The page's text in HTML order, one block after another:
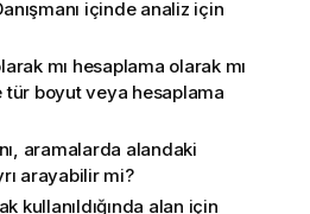
içinde analiz için
mı hesaplama olarak mı
tür boyut veya hesaplama
, aramalarda alandaki
arayabilir mi?
kullanıldığında alan için